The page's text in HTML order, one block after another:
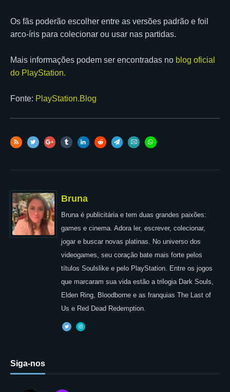
Os fãs poderão escolher entre as versões padrão e foil
arco-íris para colecionar ou usar nas partidas.
Mais informações podem ser encontradas no blog oficial
do PlayStation.
Fonte: PlayStation.Blog
Bruna
Bruna é publicitária e tem duas grandes paixões:
games e cinema. Adora ler, escrever, colecionar,
jogar e buscar novas platinas. No universo dos
videogames, seu coração bate mais forte pelos
títulos Soulslike e pelo PlayStation. Entre os jogos
que marcaram sua vida estão a trilogia Dark Souls,
Elden Ring, Bloodborne e as franquias The Last of
Us e Red Dead Redemption.
Siga-nos